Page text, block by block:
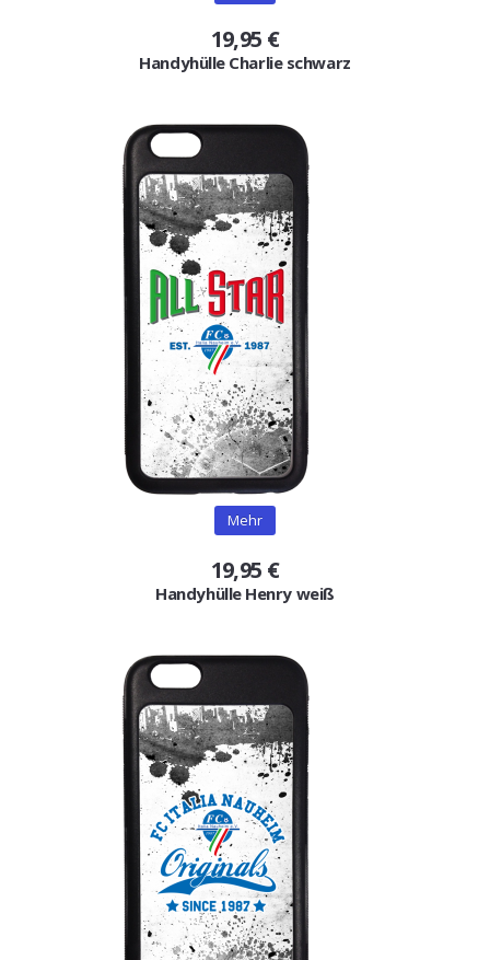
19,95 €
Handyhülle Charlie schwarz
Mehr
19,95 €
Handyhülle Henry weiß